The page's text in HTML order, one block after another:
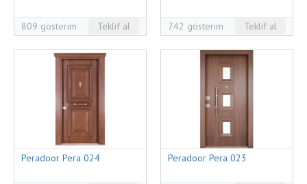
809 gösterim Teklif al 742 gösterim Teklif al
Peradoor Pera 024 Peradoor Pera 023